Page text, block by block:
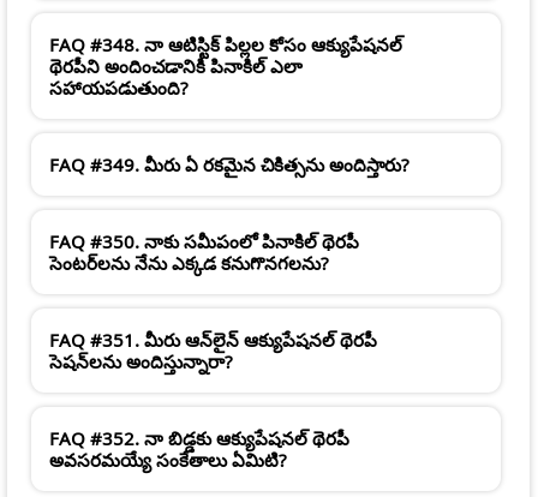
FAQ #348. నా ఆటిస్టిక్ పిల్లల కోసం ఆక్యుపేషనల్
థెరపీని అందించడానికి పినాకిల్ ఎలా
సహాయపడుతుంది?
FAQ #349. మీరు ఏ రకమైన చికిత్సను అందిస్తారు?
FAQ #350. నాకు సమీపంలో పినాకిల్ థెరపీ
సెంటర్‌లను నేను ఎక్కడ కనుగొనగలను?
FAQ #351. మీరు ఆన్‌లైన్ ఆక్యుపేషనల్ థెరపీ
సెషన్‌లను అందిస్తున్నారా?
FAQ #352. నా బిడ్డకు ఆక్యుపేషనల్ థెరపీ
అవసరమయ్యే సంకేతాలు ఏమిటి?